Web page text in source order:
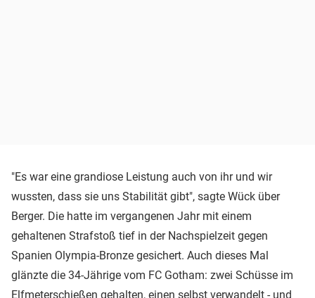
"Es war eine grandiose Leistung auch von ihr und wir
wussten, dass sie uns Stabilität gibt", sagte Wück über
Berger. Die hatte im vergangenen Jahr mit einem
gehaltenen Strafstoß tief in der Nachspielzeit gegen
Spanien Olympia-Bronze gesichert. Auch dieses Mal
glänzte die 34-Jährige vom FC Gotham: zwei Schüsse im
Elfmeterschießen gehalten, einen selbst verwandelt - und